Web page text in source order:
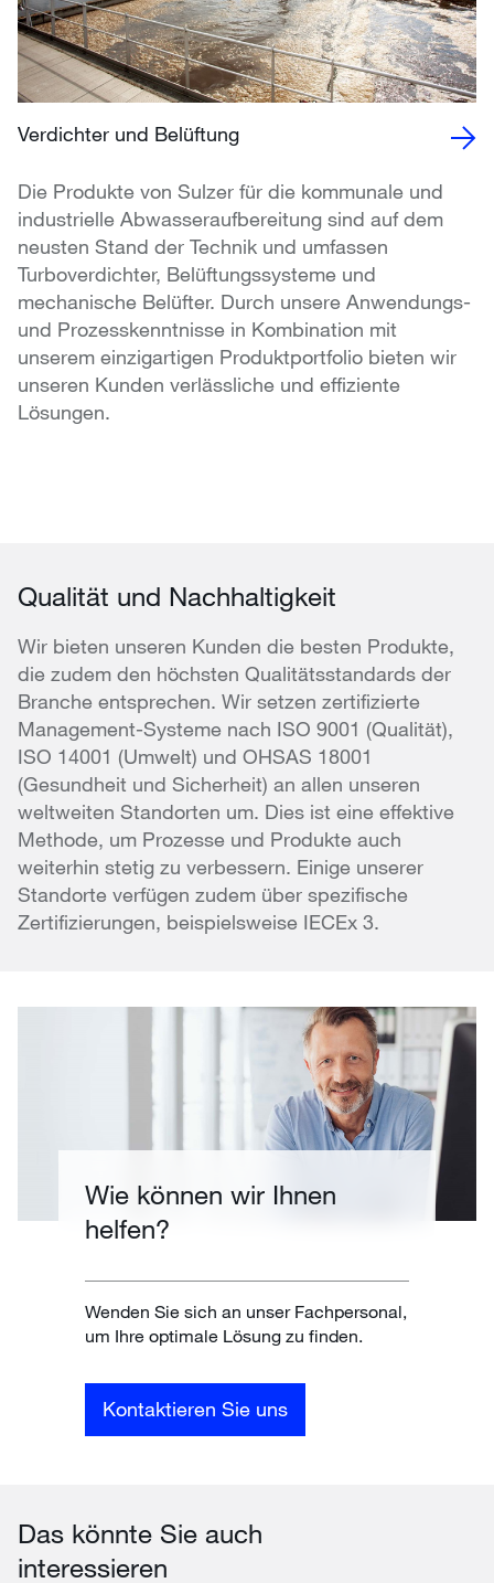
Verdichter und Belüftung
Die Produkte von Sulzer für die kommunale und
industrielle Abwasseraufbereitung sind auf dem
neusten Stand der Technik und umfassen
Turboverdichter, Belüftungssysteme und
mechanische Belüfter. Durch unsere Anwendungs-
und Prozesskenntnisse in Kombination mit
unserem einzigartigen Produktportfolio bieten wir
unseren Kunden verlässliche und effiziente
Lösungen.
Qualität und Nachhaltigkeit
Wir bieten unseren Kunden die besten Produkte,
die zudem den höchsten Qualitätsstandards der
Branche entsprechen. Wir setzen zertifizierte
Management-Systeme nach ISO 9001 (Qualität),
ISO 14001 (Umwelt) und OHSAS 18001
(Gesundheit und Sicherheit) an allen unseren
weltweiten Standorten um. Dies ist eine effektive
Methode, um Prozesse und Produkte auch
weiterhin stetig zu verbessern. Einige unserer
Standorte verfügen zudem über spezifische
Zertifizierungen, beispielsweise IECEx 3.
Wie können wir Ihnen
helfen?
Wenden Sie sich an unser Fachpersonal,
um Ihre optimale Lösung zu finden.
Kontaktieren Sie uns
Das könnte Sie auch
interessieren